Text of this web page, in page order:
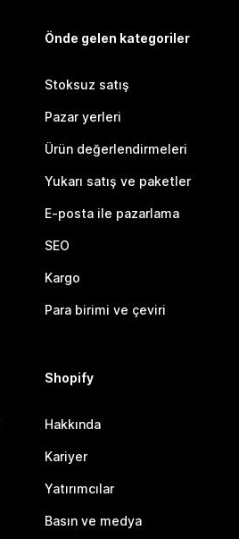
Önde gelen kategoriler
Stoksuz satış
Pazar yerleri
Ürün değerlendirmeleri
Yukarı satış ve paketler
E-posta ile pazarlama
SEO
Kargo
Para birimi ve çeviri
Shopify
Hakkında
Kariyer
Yatırımcılar
Basın ve medya